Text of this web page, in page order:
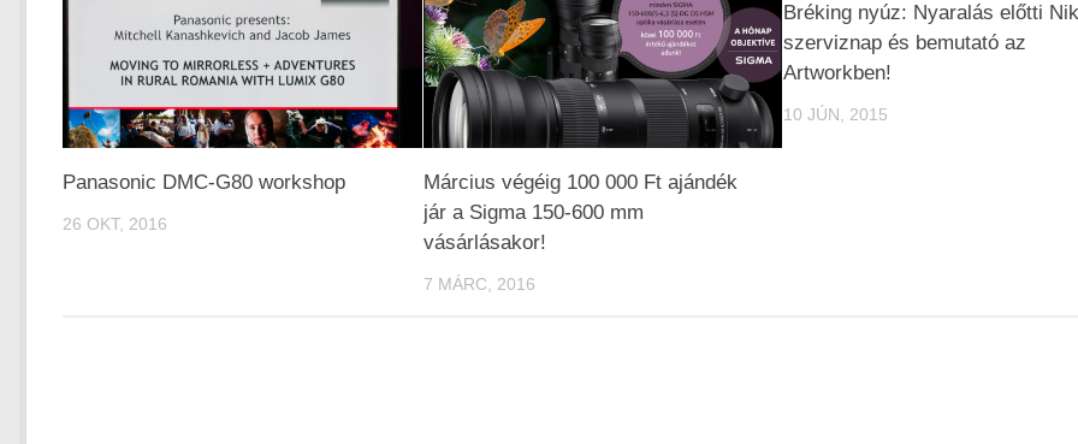
Panasonic DMC-G80 workshop
26 OKT, 2016
Március végéig 100 000 Ft ajándék
jár a Sigma 150-600 mm
vásárlásakor!
7 MÁRC, 2016
Bréking nyúz: Nyaralás előtti
szerviznap és bemutató az
Artworkben!
10 JÚN, 2015